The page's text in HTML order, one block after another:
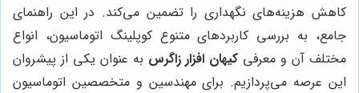
کاهش هزینه‌های نگهداری را تضمین می‌کند. در این راهنمای
جامع، به بررسی کاربردهای متنوع کوپلینگ اتوماسیون، انواع
مختلف آن و معرفی کیهان افزار زاگرس به عنوان یکی از پیشروان
این عرصه می‌پردازیم. برای مهندسین و متخصصین اتوماسیون